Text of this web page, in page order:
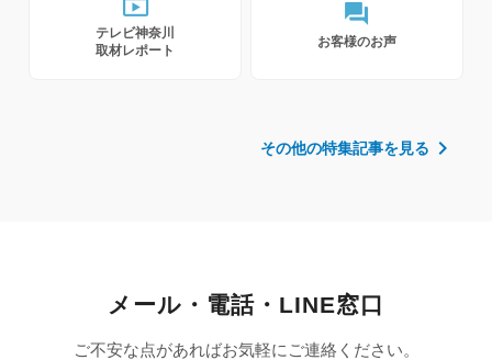
テレビ神奈川
取材レポート
forum
お客様のお声
その他の特集記事を見る chevron_right
メール・電話・LINE窓口
ご不安な点があればお気軽にご連絡ください。